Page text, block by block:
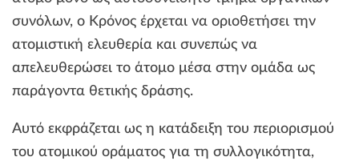
συνόλων, ο Κρόνος έρχεται να οριοθετήσει την
ατομιστική ελευθερία και συνεπώς να
απελευθερώσει το άτομο μέσα στην ομάδα ως
παράγοντα θετικής δράσης.
Αυτό εκφράζεται ως η κατάδειξη του περιορισμού
του ατομικού οράματος για τη συλλογικότητα,